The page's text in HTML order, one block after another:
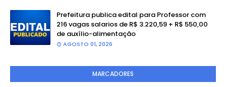
Prefeitura publica edital para Professor com
216 vagas salarios de R$ 3.220,59 + R$ 550,00
de auxílio-alimentação
AGOSTO 01, 2026
MARCADORES